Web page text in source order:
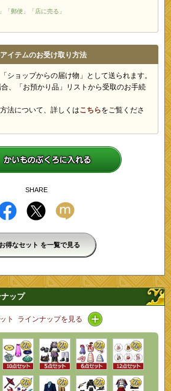
郵便」「店に売る」
イテムのお受け取り方法
ショップからの届け物」として送られます。
、「お預かり品」リストから受取のお手続
法について、詳しくはこちらをご覧くださ
SHARE
お得なセット を一覧で見る
ップ
ト ラインナップを見る アイコン / ラインナ